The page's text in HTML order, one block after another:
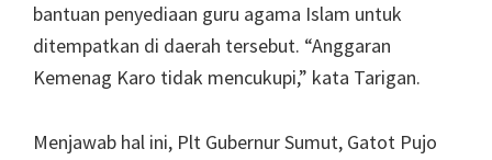
bantuan penyediaan guru agama Islam untuk
ditempatkan di daerah tersebut. “Anggaran
Kemenag Karo tidak mencukupi,” kata Tarigan.
Menjawab hal ini, Plt Gubernur Sumut, Gatot Pujo